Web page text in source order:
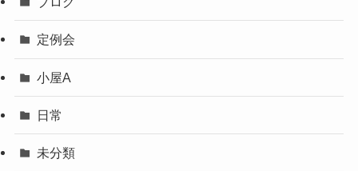
定例会
小屋A
日常
未分類